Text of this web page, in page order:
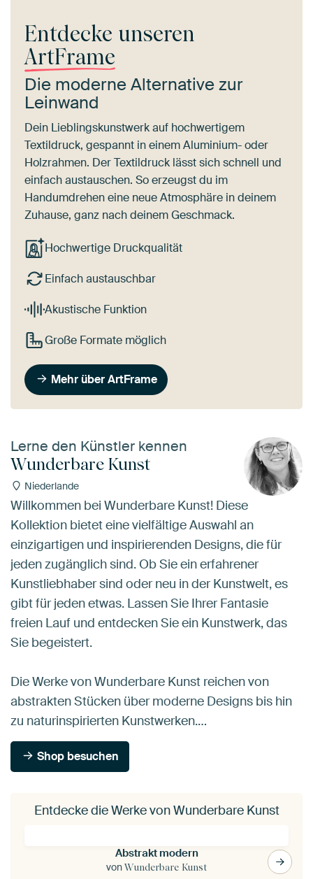
Entdecke unseren
ArtFrame
Die moderne Alternative zur
Leinwand
Dein Lieblingskunstwerk auf hochwertigem
Textildruck, gespannt in einem Aluminium- oder
Holzrahmen. Der Textildruck lässt sich schnell und
einfach austauschen. So erzeugst du im
Handumdrehen eine neue Atmosphäre in deinem
Zuhause, ganz nach deinem Geschmack.
Hochwertige Druckqualität
Einfach austauschbar
Akustische Funktion
Große Formate möglich
Mehr über ArtFrame
Lerne den Künstler kennen
Wunderbare Kunst
Niederlande
Willkommen bei Wunderbare Kunst! Diese
Kollektion bietet eine vielfältige Auswahl an
einzigartigen und inspirierenden Designs, die für
jeden zugänglich sind. Ob Sie ein erfahrener
Kunstliebhaber sind oder neu in der Kunstwelt, es
gibt für jeden etwas. Lassen Sie Ihrer Fantasie
freien Lauf und entdecken Sie ein Kunstwerk, das
Sie begeistert.
Die Werke von Wunderbare Kunst reichen von
abstrakten Stücken über moderne Designs bis hin
zu naturinspirierten Kunstwerken.…
Shop besuchen
Entdecke die Werke von Wunderbare Kunst
Abstrakt modern
vonWunderbare Kunst